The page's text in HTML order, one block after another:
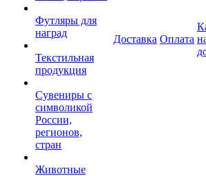
Футляры для
наград
Текстильная
продукция
Сувениры с
символикой
России,
регионов,
стран
Животные
Доставка Оплата